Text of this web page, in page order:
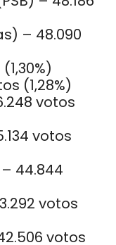
– 48.090
(1,30%)
(1,28%)
votos
votos
44.844
votos
votos